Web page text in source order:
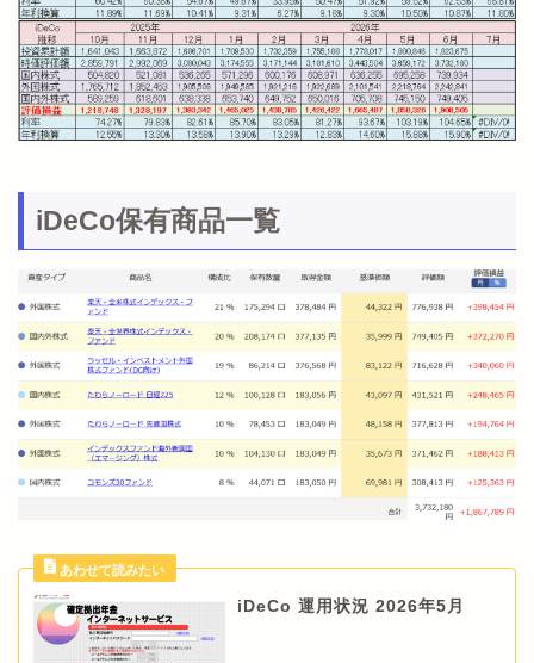
iDeCo保有商品一覧
iDeCo 運用状況 2026年5月